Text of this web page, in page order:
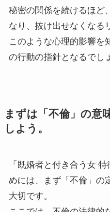
秘密の関係を続けるほど
なり、抜け出せなくなる
このような心理的影響を
の行動の指針となるでし
まずは「不倫」の意
しよう。
「既婚者と付き合う女
めには、まず「不倫」の
大切です。